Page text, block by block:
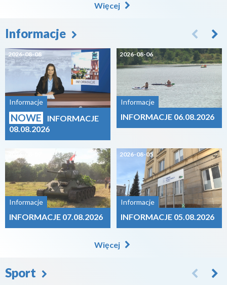
Więcej
Informacje
2026-08-08
Informacje
NOWE
INFORMACJE
08.08.2026
Informacje
INFORMACJE 07.08.2026
2026-08-06
Informacje
INFORMACJE 06.08.2026
2026-08-05
Informacje
INFORMACJE 05.08.2026
Więcej
Sport